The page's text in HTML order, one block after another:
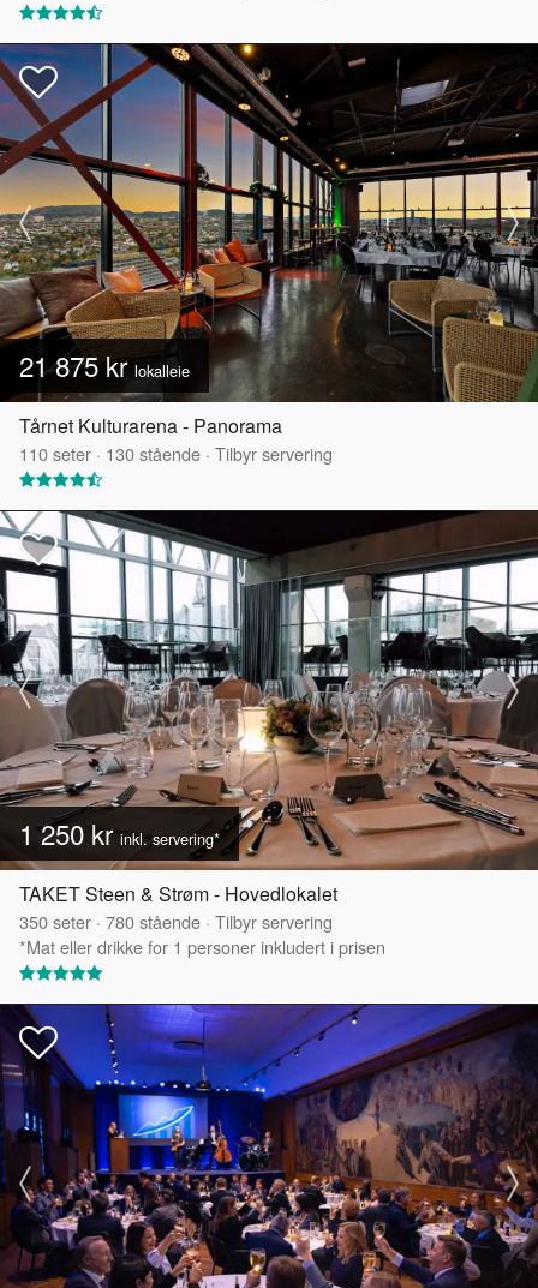
21 875 krlokalleie
Tårnet Kulturarena - Panorama
110seter · 130stående · Tilbyr servering
1 250 kr inkl. servering*
TAKET Steen & Strøm - Hovedlokalet
350seter · 780stående · Tilbyr servering
*Mat eller drikke for 1 personer inkludert i prisen